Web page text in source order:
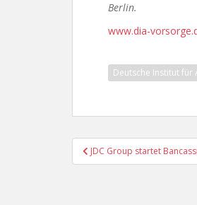
Berlin.
www.dia-
Deutsche Institut für
JDC Group startet